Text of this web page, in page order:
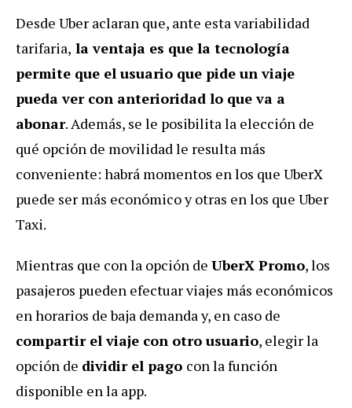
Desde Uber aclaran que, ante esta variabilidad
tarifaria, la ventaja es que la tecnología
permite que el usuario que pide un viaje
pueda ver con anterioridad lo que va a
abonar. Además, se le posibilita la elección de
qué opción de movilidad le resulta más
conveniente: habrá momentos en los que UberX
puede ser más económico y otras en los que Uber
Taxi.
Mientras que con la opción de UberX Promo, los
pasajeros pueden efectuar viajes más económicos
en horarios de baja demanda y, en caso de
compartir el viaje con otro usuario, elegir la
opción de dividir el pago con la función
disponible en la app.